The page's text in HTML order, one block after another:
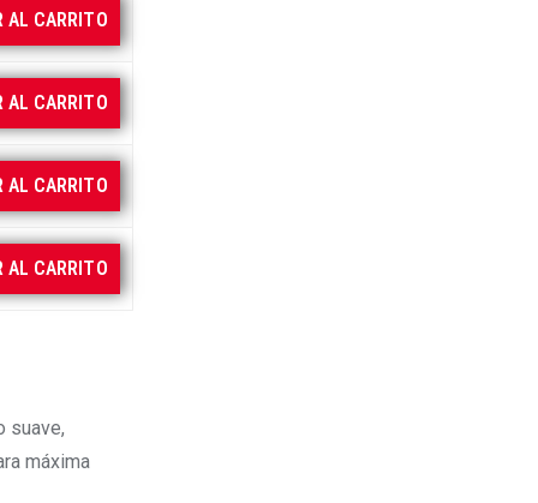
AL CARRITO
AL CARRITO
AL CARRITO
AL CARRITO
suave,
máxima